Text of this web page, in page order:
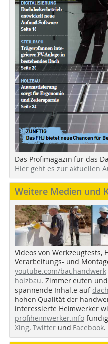
Das Profimagazin für das
Hier geht es zur aktuellen
Weitere Medien und
Videos von Werkzeugtests,
Verarbeitungs- und
youtube.com/bauhandwerk
holzbau. Zimmerleuten
spannende Inhalte auf
hohen Qualität der
interessierte Heimwerker
profiheimwerker.info
Xing, Twitter und Facebook.